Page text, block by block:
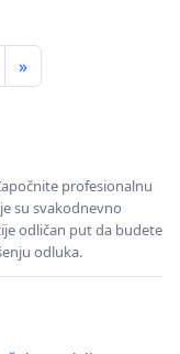
»
profesionalnu
su svakodnevno
odličan put da budete
odluka.